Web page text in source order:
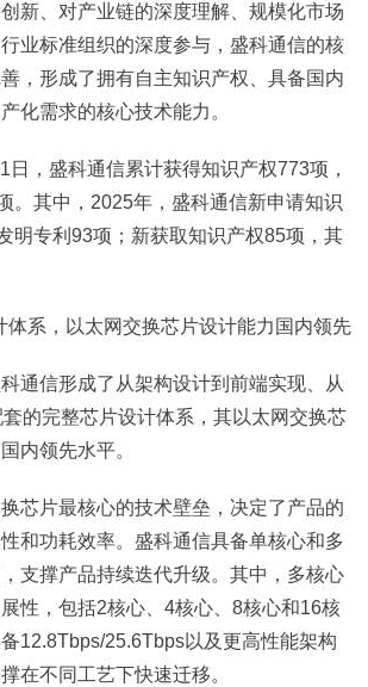
新、对产业链的深度理解、规模化市场
业标准组织的深度参与，盛科通信的核
，形成了拥有自主知识产权、具备国内
化需求的核心技术能力。
日，盛科通信累计获得知识产权773项，
。其中，2025年，盛科通信新申请知识
明专利93项；新获取知识产权85项，其
体系，以太网交换芯片设计能力国内领先
通信形成了从架构设计到前端实现、从
的完整芯片设计体系，其以太网交换芯
内领先水平。
芯片最核心的技术壁垒，决定了产品的
和功耗效率。盛科通信具备单核心和多
支撑产品持续迭代升级。其中，多核心
性，包括2核心、4核心、8核心和16核
12.8Tbps/25.6Tbps以及更高性能架构
在不同工艺下快速迁移。